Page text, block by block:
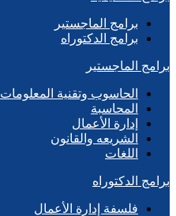
برامج الماجستير
برامج الدكتوراه
برامج الماجستير
الحاسوب وتقنية المعلومات
المحاسبة
إدارة الأعمال
الشريعه والقانون
اللغات
برامج الدكتوراه
فلسفة إدارة الأعمال